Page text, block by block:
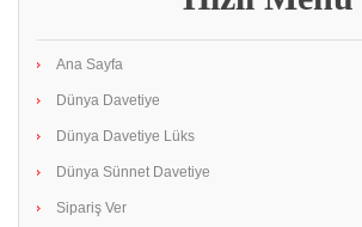
Ana Sayfa
Dünya Davetiye
Dünya Davetiye Lüks
Dünya Sünnet Davetiye
Sipariş Ver